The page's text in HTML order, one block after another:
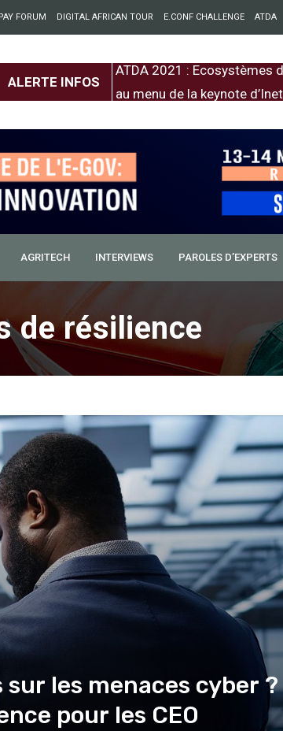
FORUM DIGITAL AFRICAN TOUR E.CONF CHALLENGE ATDA
ALERTE INFOS
l’Europe et
ATDA 2021 : Ecosystèmes
au menu de la keynote
AGRITECH INTERVIEWS PAROLES D’EXPERTS
de résilience
les menaces cyber ?
pour les CEO